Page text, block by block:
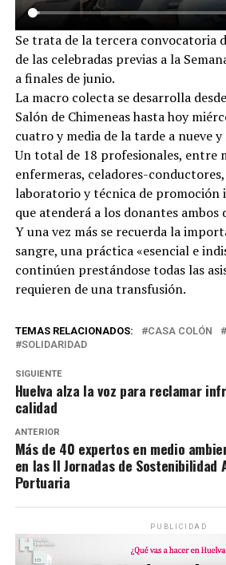
Se trata de la tercera convocatoria
de las celebradas previas a la
a finales de junio.
La macro colecta se desarrolla
Salón de Chimeneas hasta hoy
cuatro y media de la tarde a nueve y
Un total de 18 profesionales, entre
enfermeras, celadores-
laboratorio y técnica de promoción
que atenderá a los donantes ambos
Y una vez más se recuerda la
sangre, una práctica «esencial e
continúen prestándose todas las
requieren de una transfusión.
TEMAS RELACIONADOS: CASA COLÓN
SOLIDARIDAD
SIGUIENTE
Huelva alza la voz para reclamar
calidad
ANTERIOR
Más de 40 expertos en medio
en las II Jornadas de Sostenibilidad
Portuaria
PUBLICIDAD